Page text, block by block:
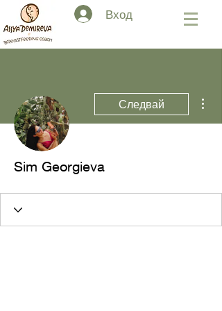
Вход
Следвай
Sim Georgieva